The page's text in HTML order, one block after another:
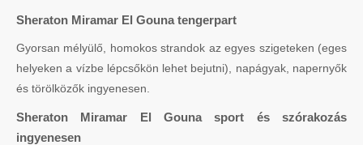
Sheraton Miramar El Gouna tengerpart
Gyorsan mélyülő, homokos strandok az egyes szigeteken (eges
helyeken a vízbe lépcsőkön lehet bejutni), napágyak, napernyők
és törölközők ingyenesen.
Sheraton Miramar El Gouna sport és szórakozás
ingyenesen